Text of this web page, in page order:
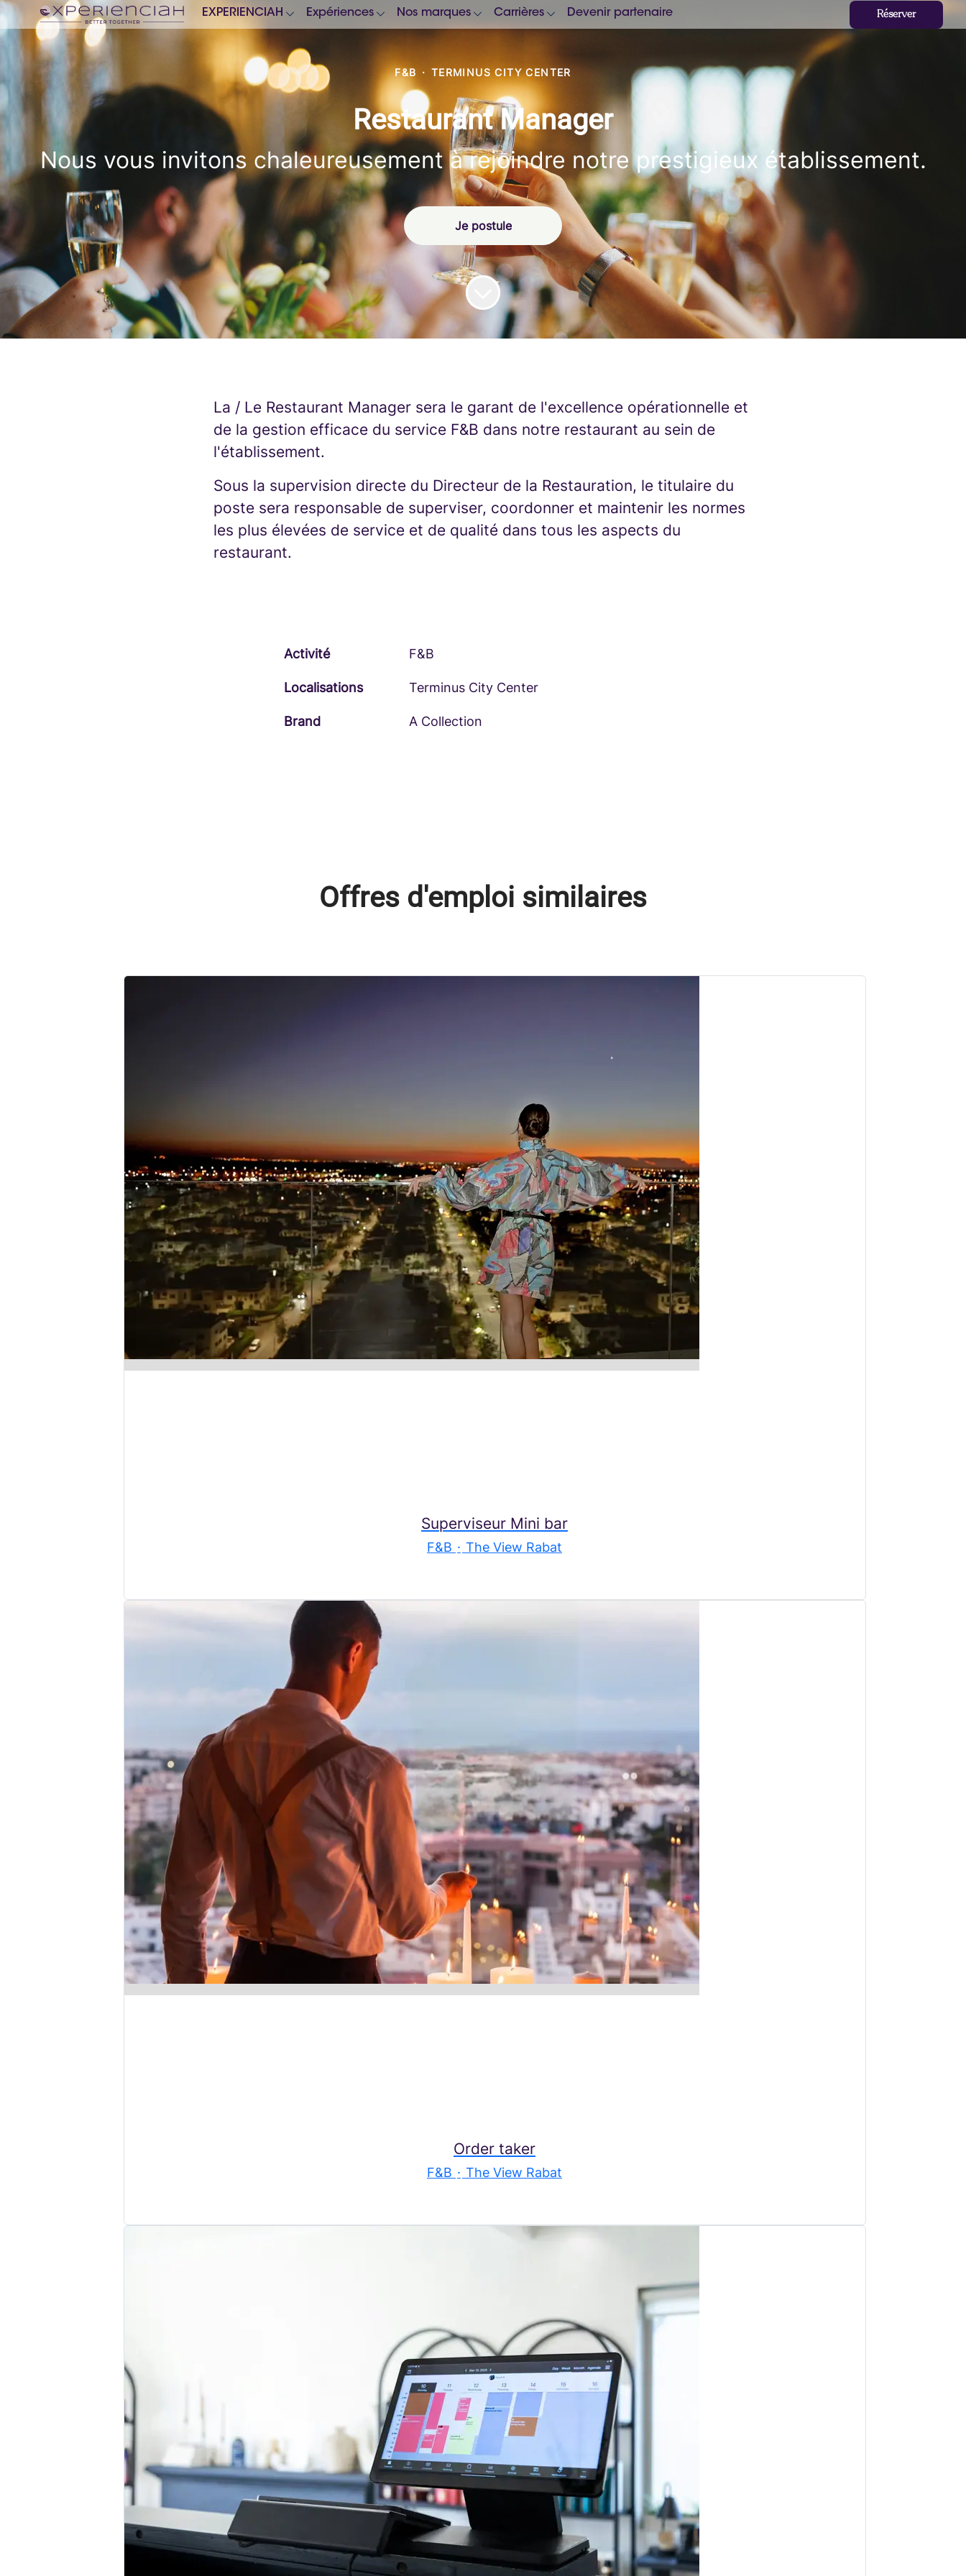
F&B · TERMINUS CITY CENTER
Restaurant Manager
Nous vous invitons chaleureusement à rejoindre notre prestigieux établissement.
Je postule
La / Le Restaurant Manager sera le garant de l'excellence opérationnelle et
de la gestion efficace du service F&B dans notre restaurant au sein de
l'établissement.
Sous la supervision directe du Directeur de la Restauration, le titulaire du
poste sera responsable de superviser, coordonner et maintenir les normes
les plus élevées de service et de qualité dans tous les aspects du
restaurant.
Activité F&B
Localisations Terminus City Center
Brand A Collection
Offres d'emploi similaires
Superviseur Mini bar
F&B · The View Rabat
Order taker
F&B · The View Rabat
EXPERIENCIAH Expériences Nos marques Carrières Devenir partenaire Réserver